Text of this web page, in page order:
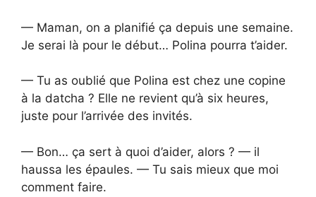
— Maman, on a planifié ça depuis une semaine.
Je serai là pour le début… Polina pourra t’aider.
— Tu as oublié que Polina est chez une copine
à la datcha ? Elle ne revient qu’à six heures,
juste pour l’arrivée des invités.
— Bon… ça sert à quoi d’aider, alors ? — il
haussa les épaules. — Tu sais mieux que moi
comment faire.